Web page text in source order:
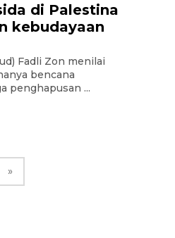
di Palestina
kebudayaan
Fadli Zon menilai
bencana
penghapusan ...
»